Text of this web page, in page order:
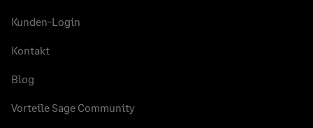
Kunden-Login
Kontakt
Blog
Vorteile Sage Community